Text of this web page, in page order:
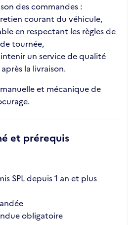
des commandes :
courant du véhicule,
en respectant les règles de
tournée,
un service de qualité
la livraison.
et mécanique de
et prérequis
SPL depuis 1 an et plus
obligatoire